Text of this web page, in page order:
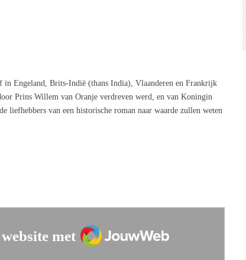
in Engeland, Brits-Indië (thans India), Vlaanderen en Frankrijk
Prins Willem van Oranje verdreven werd, en van Koningin
liefhebbers van een historische roman naar waarde zullen weten
met JouwWeb